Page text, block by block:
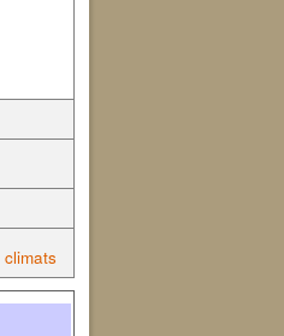
climats